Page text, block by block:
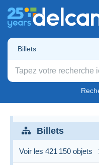
Billets
Billets
Voir les 421 150 objets